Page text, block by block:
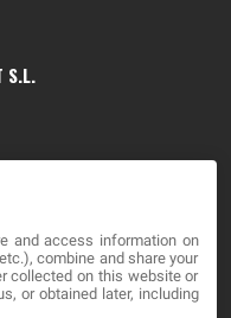
S.L.
and access information on
combine and share your
collected on this website or
or obtained later, including